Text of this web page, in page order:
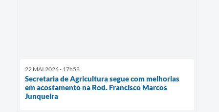
22 MAI 2026 - 17h58
Secretaria de Agricultura segue com melhorias
em acostamento na Rod. Francisco Marcos
Junqueira